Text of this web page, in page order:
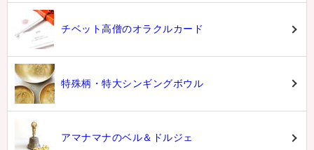
チベット高僧のオラクルカード
特殊柄・特大シンギングボウル
アマナマナのベル＆ドルジェ